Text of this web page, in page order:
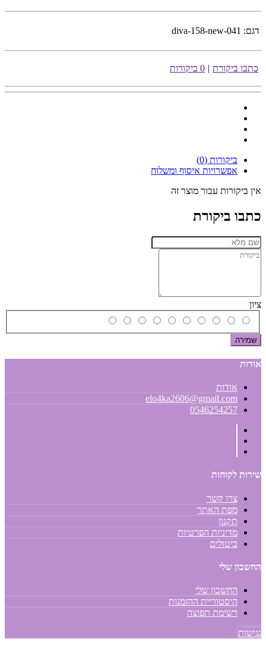
דגם: diva-158-new-041
כתבו ביקורת | 0 ביקורות
ביקורות (0)
אפשרויות איסוף ומשלוח
אין ביקורות עבור מוצר זה
כתבו ביקורת
ציון
שמירה
אודות
אודות
elo4ka2606@gmail.com
0546254257
שירות לקוחות
צרו קשר
מפת האתר
תקנון
מדיניות הפרטיות
ביטולים
החשבון שלי
החשבון שלי
היסטוריית ההזמנות
רשימת תפוצה
נגישות